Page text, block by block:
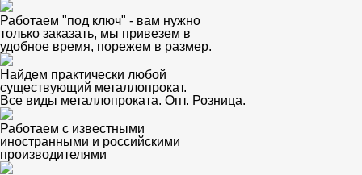
Работаем "под ключ" - вам нужно
только заказать, мы привезем в
удобное время, порежем в размер.
Найдем практически любой
существующий металлопрокат.
Все виды металлопроката. Опт. Розница.
Работаем с известными
иностранными и российскими
производителями